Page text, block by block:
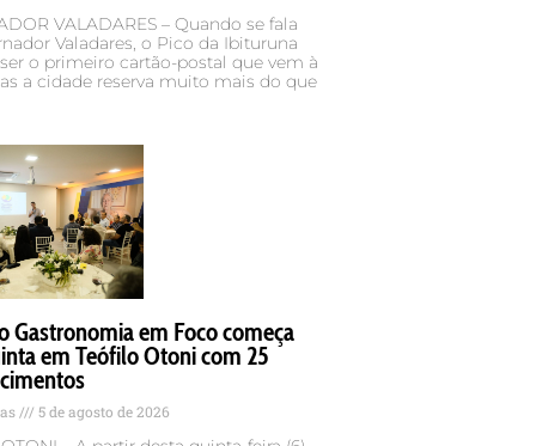
VALADARES – Quando se fala
Valadares, o Pico da Ibituruna
o primeiro cartão-postal que vem à
a cidade reserva muito mais do que
Gastronomia em Foco começa
em Teófilo Otoni com 25
5 de agosto de 2026